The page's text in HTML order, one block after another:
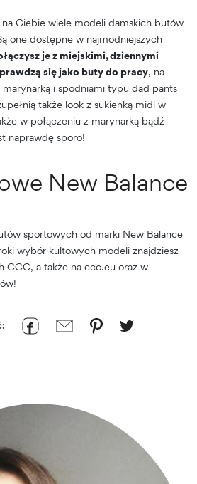
Ciebie wiele modeli damskich butów
one dostępne w najmodniejszych
je z miejskimi, dziennymi
się jako buty do pracy, na
marynarką i spodniami typu dad pants
także look z sukienką midi w
w połączeniu z marynarką bądź
naprawdę sporo!
New Balance
sportowych od marki New Balance
wybór kultowych modeli znajdziesz
CCC, a także na ccc.eu oraz w